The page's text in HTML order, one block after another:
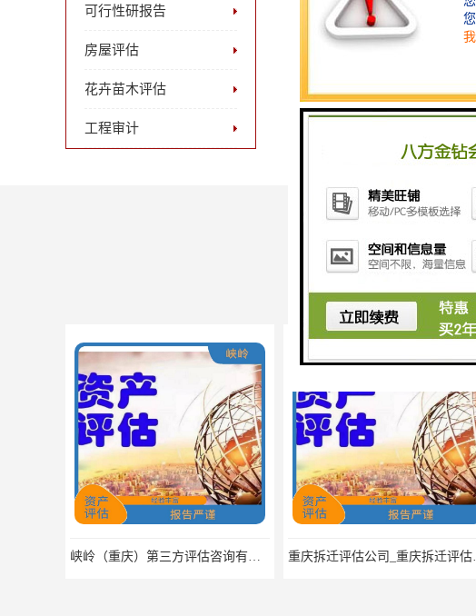
可行性研报告
房屋评估
花卉苗木评估
工程审计
Development,
峡岭（重庆）第三方评估咨询有限公司/重庆土地评估公司电话 重庆拆